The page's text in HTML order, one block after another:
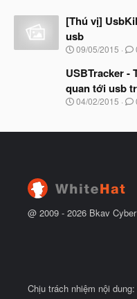
t
đ
ầ
u
y
b
ắ
t
ầ
u
[Thú vị]
usb
N
à
b
ắ
09/05/2015
USBTracker -
quan tới usb
N
y
ầ
04/02/2015
@ 2009 - 2026 Bkav
Chịu trách nhiệm nội